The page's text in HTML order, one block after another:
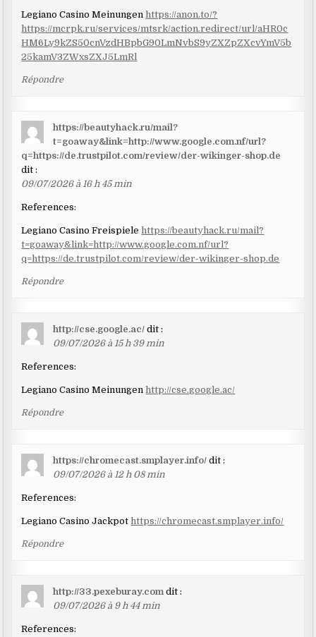
Legiano Casino Meinungen https://anon.to/?
https://mcrpk.ru/services/mtsrk/action.redirect/url/aHR0c
HM6Ly9kZS50cnVzdHBpbG90LmNvbS9yZXZpZXcvYmV5b
25kamV3ZWxsZXJ5LmRl
Répondre
https://beautyhack.ru/mail?
t=goaway&link=http://www.google.com.nf/url?
q=https://de.trustpilot.com/review/der-wikinger-shop.de
dit :
09/07/2026 à 16 h 45 min
References:
Legiano Casino Freispielehttps://beautyhack.ru/mail?
t=goaway&link=http://www.google.com.nf/url?
q=https://de.trustpilot.com/review/der-wikinger-shop.de
Répondre
http://cse.google.ac/ dit :
09/07/2026 à 15 h 39 min
References:
Legiano Casino Meinungen http://cse.google.ac/
Répondre
https://chromecast.smplayer.info/ dit :
09/07/2026 à 12 h 08 min
References:
Legiano Casino Jackpothttps://chromecast.smplayer.info/
Répondre
http://33.pexeburay.com dit :
09/07/2026 à 9 h 44 min
References: